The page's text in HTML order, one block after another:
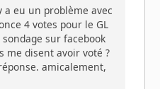
a eu un problème avec
4 votes pour le GL
sur facebook
me disent avoir voté ?
amicalement,